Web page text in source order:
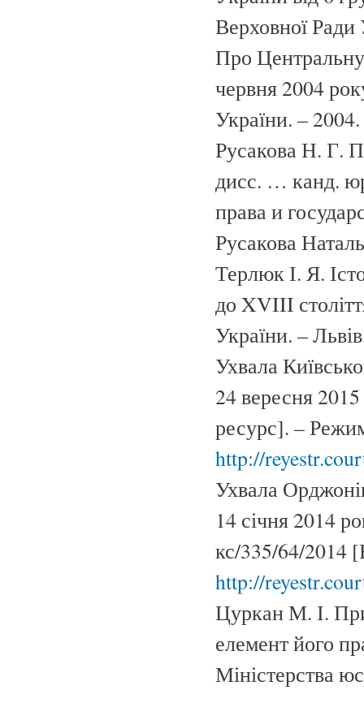
Верховної
Про Центральну
червня 2004
України. –
Русакова Н. Г.
дисс. … канд.
права и
Русакова
Терлюк І. Я.
до XVIII
України. –
Ухвала
24 вересня
ресурс]. –
http://
Ухвала
14 січня 2014
кс/335/64/2014
http://
Цуркан М. І.
елемент його
Міністерства